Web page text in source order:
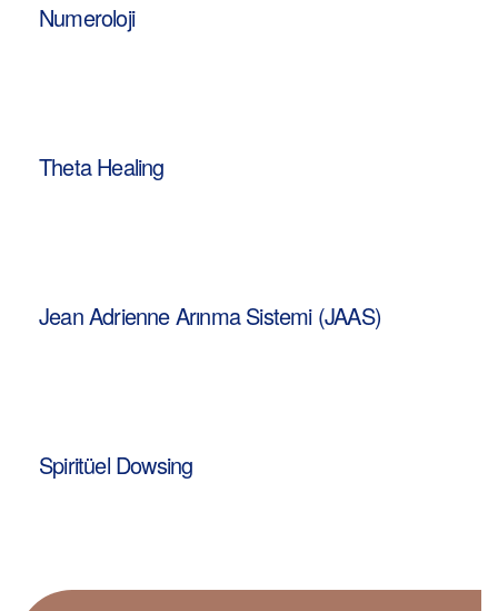
Numeroloji
Theta Healing
Jean Adrienne Arınma Sistemi (JAAS)
Spiritüel Dowsing